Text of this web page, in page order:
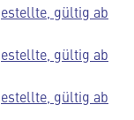
gültig ab
gültig ab
gültig ab